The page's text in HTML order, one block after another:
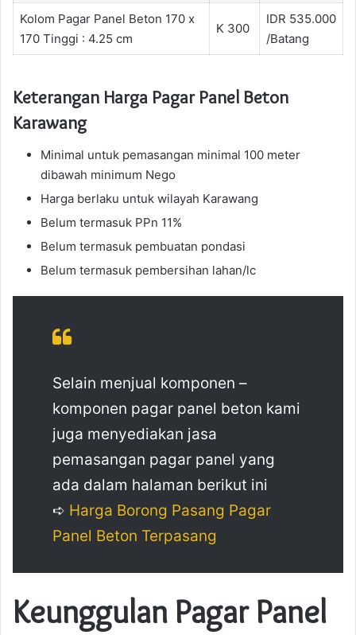
Kolom Pagar Panel Beton 170 x
170 Tinggi : 4.25 cm
K 300
IDR 535.000
/Batang
Keterangan Harga Pagar Panel Beton
Karawang
Minimal untuk pemasangan minimal 100 meter
dibawah minimum Nego
Harga berlaku untuk wilayah Karawang
Belum termasuk PPn 11%
Belum termasuk pembuatan pondasi
Belum termasuk pembersihan lahan/lc
Selain menjual komponen –
komponen pagar panel beton kami
juga menyediakan jasa
pemasangan pagar panel yang
ada dalam halaman berikut ini
➪ Harga Borong Pasang Pagar
Panel Beton Terpasang
Keunggulan Pagar Panel